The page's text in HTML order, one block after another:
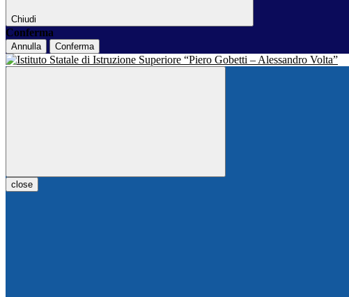
Chiudi
Conferma
Annulla Conferma
close